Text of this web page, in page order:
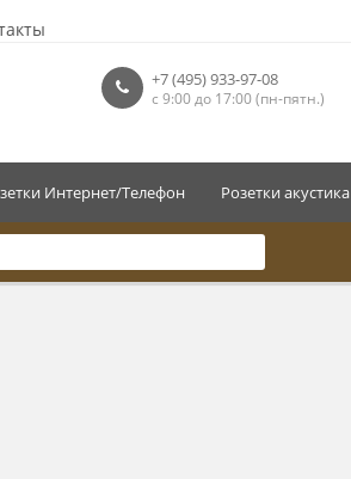
+7 (495) 933-97-08
с 9:00 до 17:00 (пн-пятн.)
Интернет/Телефон Розетки акустика